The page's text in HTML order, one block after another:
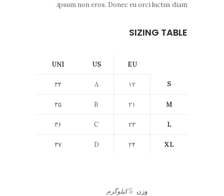
ipsum non eros. Donec eu orci luctus diam.
SIZING TABLE
EU
US
UNI
S ۱۲ A ۳۴
M ۲۱ B ۳۵
L ۲۳ C ۳۶
XL ۲۴ D ۳۷
وزن 5 کیلوگرم